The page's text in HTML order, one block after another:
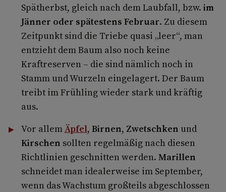
Spätherbst, gleich nach dem Laubfall, bzw. im
Jänner oder spätestens Februar. Zu diesem
Zeitpunkt sind die Triebe quasi „leer“, man
entzieht dem Baum also noch keine
Kraftreserven – die sind nämlich noch in
Stamm und Wurzeln eingelagert. Der Baum
treibt im Frühling wieder stark und kräftig
aus.
Vor allemÄpfel, Birnen, Zwetschken und
Kirschen sollten regelmäßig nach diesen
Richtlinien geschnitten werden. Marillen
schneidet man idealerweise im September,
wenn das Wachstum großteils abgeschlossen